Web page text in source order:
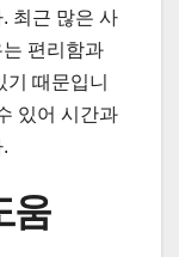
최근 많은 사
편리함과
때문입니
있어 시간과
움